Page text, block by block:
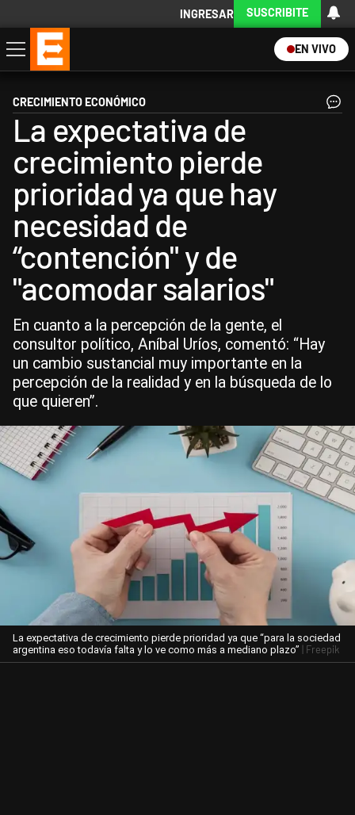
INGRESAR SUSCRIBITE
EN VIVO
Economía
Política
Internacional
Actualidad
Descargá la App
CRECIMIENTO ECONÓMICO
La expectativa de
crecimiento pierde
prioridad ya que hay
necesidad de
“contención" y de
"acomodar salarios"
En cuanto a la percepción de la gente, el
consultor político, Aníbal Uríos, comentó: “Hay
un cambio sustancial muy importante en la
percepción de la realidad y en la búsqueda de lo
que quieren”.
La expectativa de crecimiento pierde prioridad ya que “para la sociedad
argentina eso todavía falta y lo ve como más a mediano plazo” | Freepik